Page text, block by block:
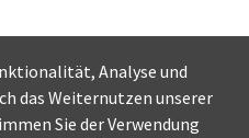
Analyse und
das Weiternutzen unserer
Sie der Verwendung